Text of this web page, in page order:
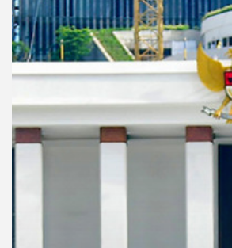
เพล
ย์
ลิ
สต์
ของ
คุณ